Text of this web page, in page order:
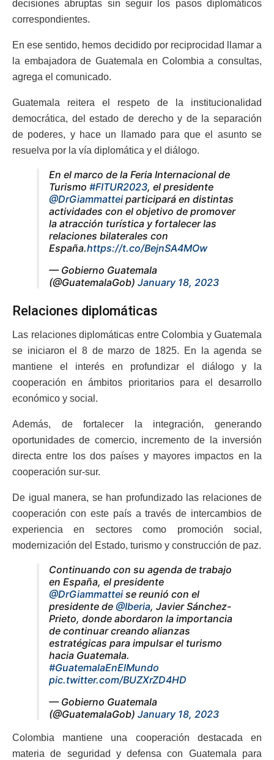
decisiones abruptas sin seguir los pasos diplomáticos
correspondientes.
En ese sentido, hemos decidido por reciprocidad llamar a
la embajadora de Guatemala en Colombia a consultas,
agrega el comunicado.
Guatemala reitera el respeto de la institucionalidad
democrática, del estado de derecho y de la separación
de poderes, y hace un llamado para que el asunto se
resuelva por la vía diplomática y el diálogo.
En el marco de la Feria Internacional de
Turismo #FITUR2023, el presidente
@DrGiammattei participará en distintas
actividades con el objetivo de promover
la atracción turística y fortalecer las
relaciones bilaterales con
España.https://t.co/BejnSA4MOw
— Gobierno Guatemala
(@GuatemalaGob) January 18, 2023
Relaciones diplomáticas
Las relaciones diplomáticas entre Colombia y Guatemala
se iniciaron el 8 de marzo de 1825. En la agenda se
mantiene el interés en profundizar el diálogo y la
cooperación en ámbitos prioritarios para el desarrollo
económico y social.
Además, de fortalecer la integración, generando
oportunidades de comercio, incremento de la inversión
directa entre los dos países y mayores impactos en la
cooperación sur-sur.
De igual manera, se han profundizado las relaciones de
cooperación con este país a través de intercambios de
experiencia en sectores como promoción social,
modernización del Estado, turismo y construcción de paz.
Continuando con su agenda de trabajo
en España, el presidente
@DrGiammattei se reunió con el
presidente de @Iberia, Javier Sánchez-
Prieto, donde abordaron la importancia
de continuar creando alianzas
estratégicas para impulsar el turismo
hacia Guatemala.
#GuatemalaEnElMundo
pic.twitter.com/BUZXrZD4HD
— Gobierno Guatemala
(@GuatemalaGob) January 18, 2023
Colombia mantiene una cooperación destacada en
materia de seguridad y defensa con Guatemala para